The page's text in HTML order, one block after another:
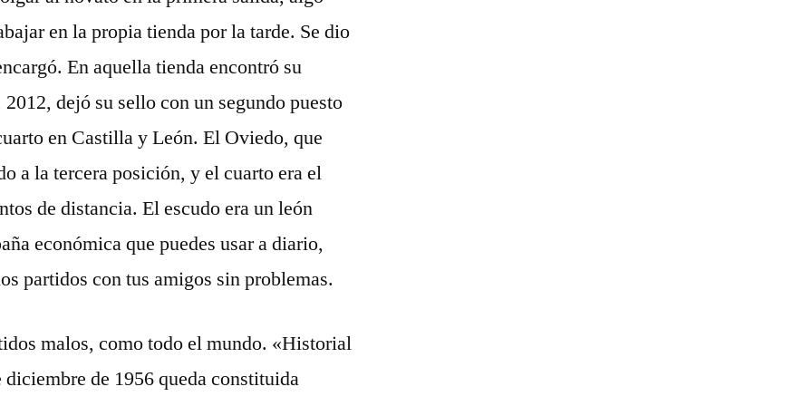
en la propia tienda por la tarde. Se dio
En aquella tienda encontró su
dejó su sello con un segundo puesto
en Castilla y León. El Oviedo, que
a la tercera posición, y el cuarto era el
de distancia. El escudo era un león
económica que puedes usar a diario,
partidos con tus amigos sin problemas.
malos, como todo el mundo. «Historial
de 1956 queda constituida